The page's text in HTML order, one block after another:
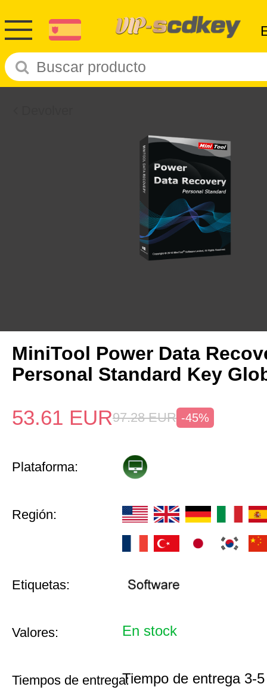
MiniTool Power Data
Personal Standard Key
53.61 EUR97.28 EUR -45%
Plataforma:
Región:
Etiquetas:
Valores: En stock
Tiempos de entrega:Tiempo de entrega 3-